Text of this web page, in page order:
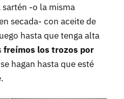
sartén -o la misma
secada- con aceite de
hasta que tenga alta
freímos los trozos por
hagan hasta que esté